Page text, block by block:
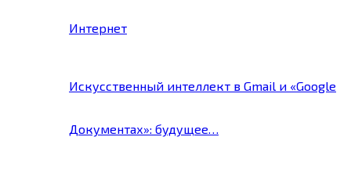
Интернет
Искусственный интеллект в Gmail и «Google
Документах»: будущее…